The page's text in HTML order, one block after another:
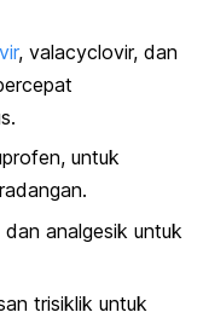
, valacyclovir, dan
untuk
analgesik untuk
trisiklik untuk